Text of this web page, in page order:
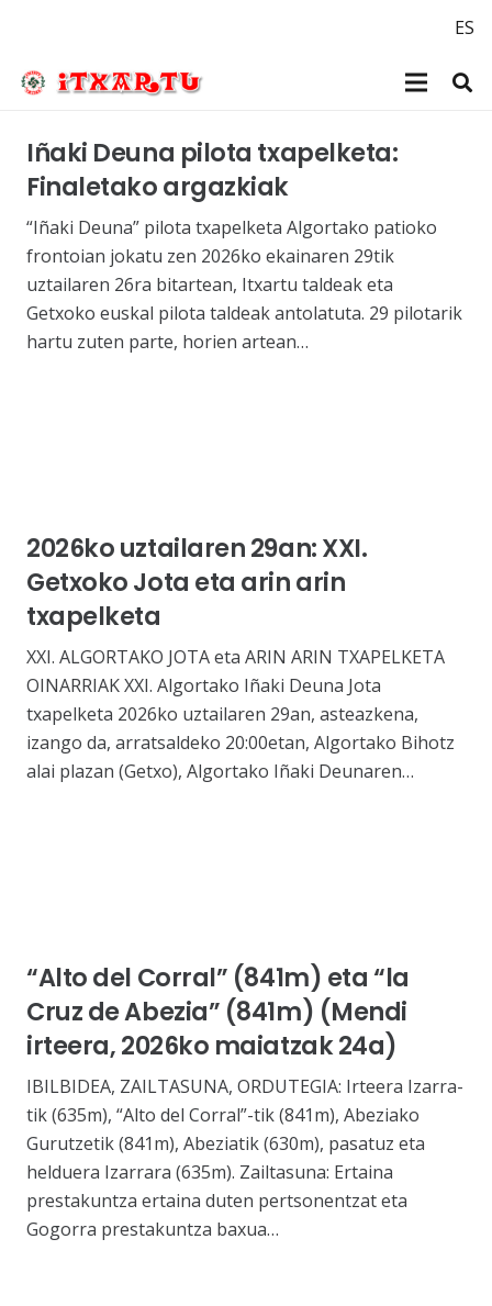
ES
Iñaki Deuna pilota txapelketa:
Finaletako argazkiak
“Iñaki Deuna” pilota txapelketa Algortako patioko
frontoian jokatu zen 2026ko ekainaren 29tik
uztailaren 26ra bitartean, Itxartu taldeak eta
Getxoko euskal pilota taldeak antolatuta. 29 pilotarik
hartu zuten parte, horien artean…
2026ko uztailaren 29an: XXI.
Getxoko Jota eta arin arin
txapelketa
XXI. ALGORTAKO JOTA eta ARIN ARIN TXAPELKETA
OINARRIAK XXI. Algortako Iñaki Deuna Jota
txapelketa 2026ko uztailaren 29an, asteazkena,
izango da, arratsaldeko 20:00etan, Algortako Bihotz
alai plazan (Getxo), Algortako Iñaki Deunaren…
“Alto del Corral” (841m) eta “la
Cruz de Abezia” (841m) (Mendi
irteera, 2026ko maiatzak 24a)
IBILBIDEA, ZAILTASUNA, ORDUTEGIA: Irteera Izarra-
tik (635m), “Alto del Corral”-tik (841m), Abeziako
Gurutzetik (841m), Abeziatik (630m), pasatuz eta
helduera Izarrara (635m). Zailtasuna: Ertaina
prestakuntza ertaina duten pertsonentzat eta
Gogorra prestakuntza baxua…